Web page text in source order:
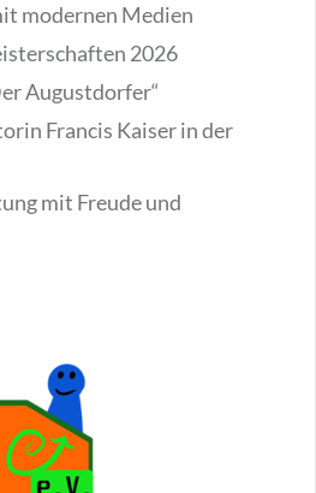
modernen Medien
2026
Augustdorfer“
Francis Kaiser in der
mit Freude und